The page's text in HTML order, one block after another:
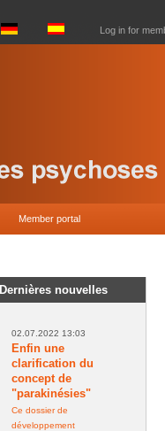
Log in for
Member portal
Dernières nouvelles
02.07.2022 13:03
Enfin une
clarification du
concept de
"parakinésies"
Ce dossier de
développement